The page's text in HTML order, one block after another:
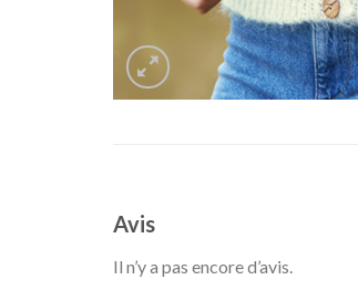
Avis
Il n’y a pas encore d’avis.